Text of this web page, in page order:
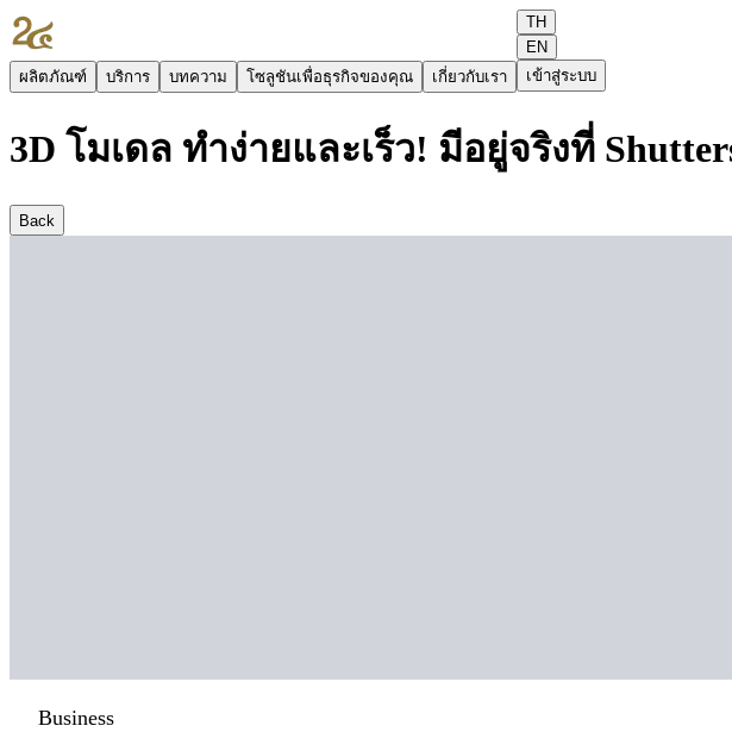
ผลิตภัณฑ์ บริการ บทความ โซลูชันเพื่อธุรกิจของคุณ เกี่ยวกับเรา
TH
EN
เข้าสู่ระบบ
3D โมเดล ทำง่ายและเร็ว! มีอยู่จริงที่
Back
Business